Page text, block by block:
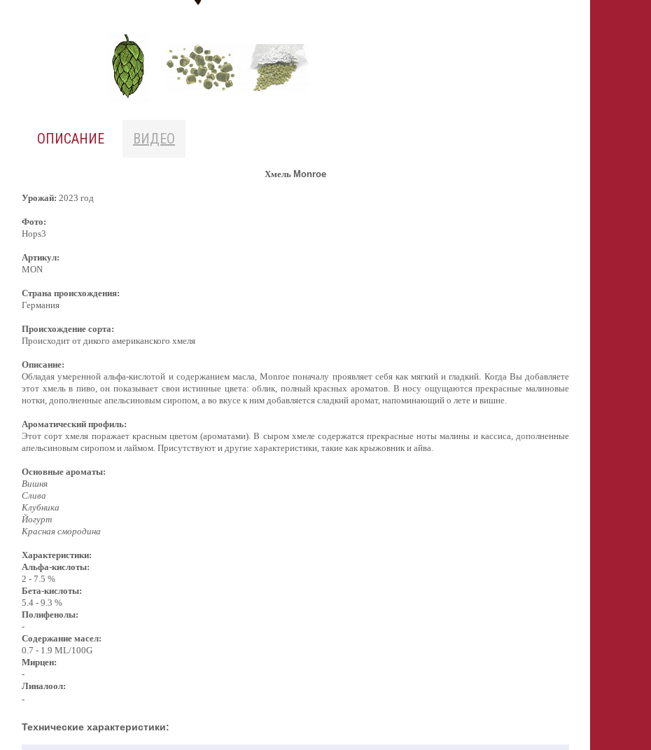
ОПИСАНИЕ ВИДЕО
Хмель Monroe
Урожай: 2023 год
Фото:
Hops3
Артикул:
MON
Страна происхождения:
Германия
Происхождение сорта:
Происходит от дикого американского хмеля
Описание:
Обладая умеренной альфа-кислотой и содержанием масла, Monroe поначалу проявляет себя как мягкий и гладкий. Когда Вы добавляете
этот хмель в пиво, он показывает свои истинные цвета: облик, полный красных ароматов. В носу ощущаются прекрасные малиновые
нотки, дополненные апельсиновым сиропом, а во вкусе к ним добавляется сладкий аромат, напоминающий о лете и вишне.
Ароматический профиль:
Этот сорт хмеля поражает красным цветом (ароматами). В сыром хмеле содержатся прекрасные ноты малины и кассиса, дополненные
апельсиновым сиропом и лаймом. Присутствуют и другие характеристики, такие как крыжовник и айва.
Основные ароматы:
Вишня
Слива
Клубника
Йогурт
Красная смородина
Характеристики:
Альфа-кислоты:
2 - 7.5 %
Бета-кислоты:
5.4 - 9.3 %
Полифенолы:
-
Содержание масел:
0.7 - 1.9 ML/100G
Мирцен:
-
Линалоол:
-
Технические характеристики: